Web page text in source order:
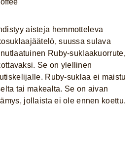
aisteja hemmotteleva
suussa sulava
Ruby-suklaakuorrute,
Se on ylellinen
Ruby-suklaa ei maistu
tai makealta. Se on aivan
jollaista ei ole ennen koettu.